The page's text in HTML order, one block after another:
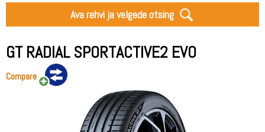
Ava rehvi ja velgede otsing
GT RADIAL SPORTACTIVE2 EVO
Compare